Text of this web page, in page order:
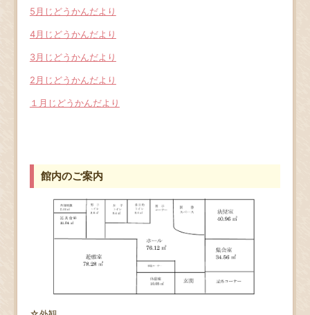
5月じどうかんだより
4月じどうかんだより
3月じどうかんだより
2月じどうかんだより
１月じどうかんだより
館内のご案内